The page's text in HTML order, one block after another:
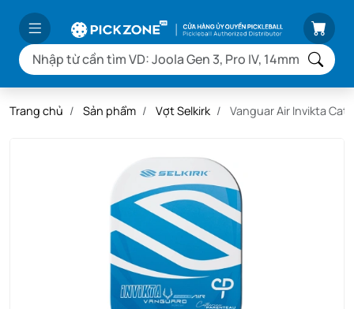
Trang chủ Sản phẩm Vợt Selkirk Vanguar Air Invikta